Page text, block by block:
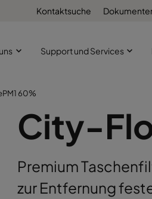
Kontaktsuche
Support und Services
60%
City-
Premium
zur Entfernung